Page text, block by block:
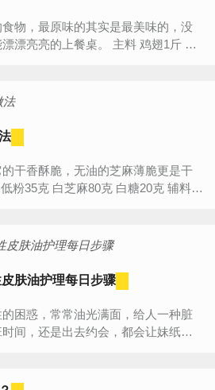
物，最原味的其实是最美味的，没
上餐桌。 主料 鸡翅1斤 盐1
干香酥脆，无油的芝麻薄脆更是干
肤油护理每日步骤
惑，常常油光满面，给人一种脏
间，还是出去约会，都会让妹纸们